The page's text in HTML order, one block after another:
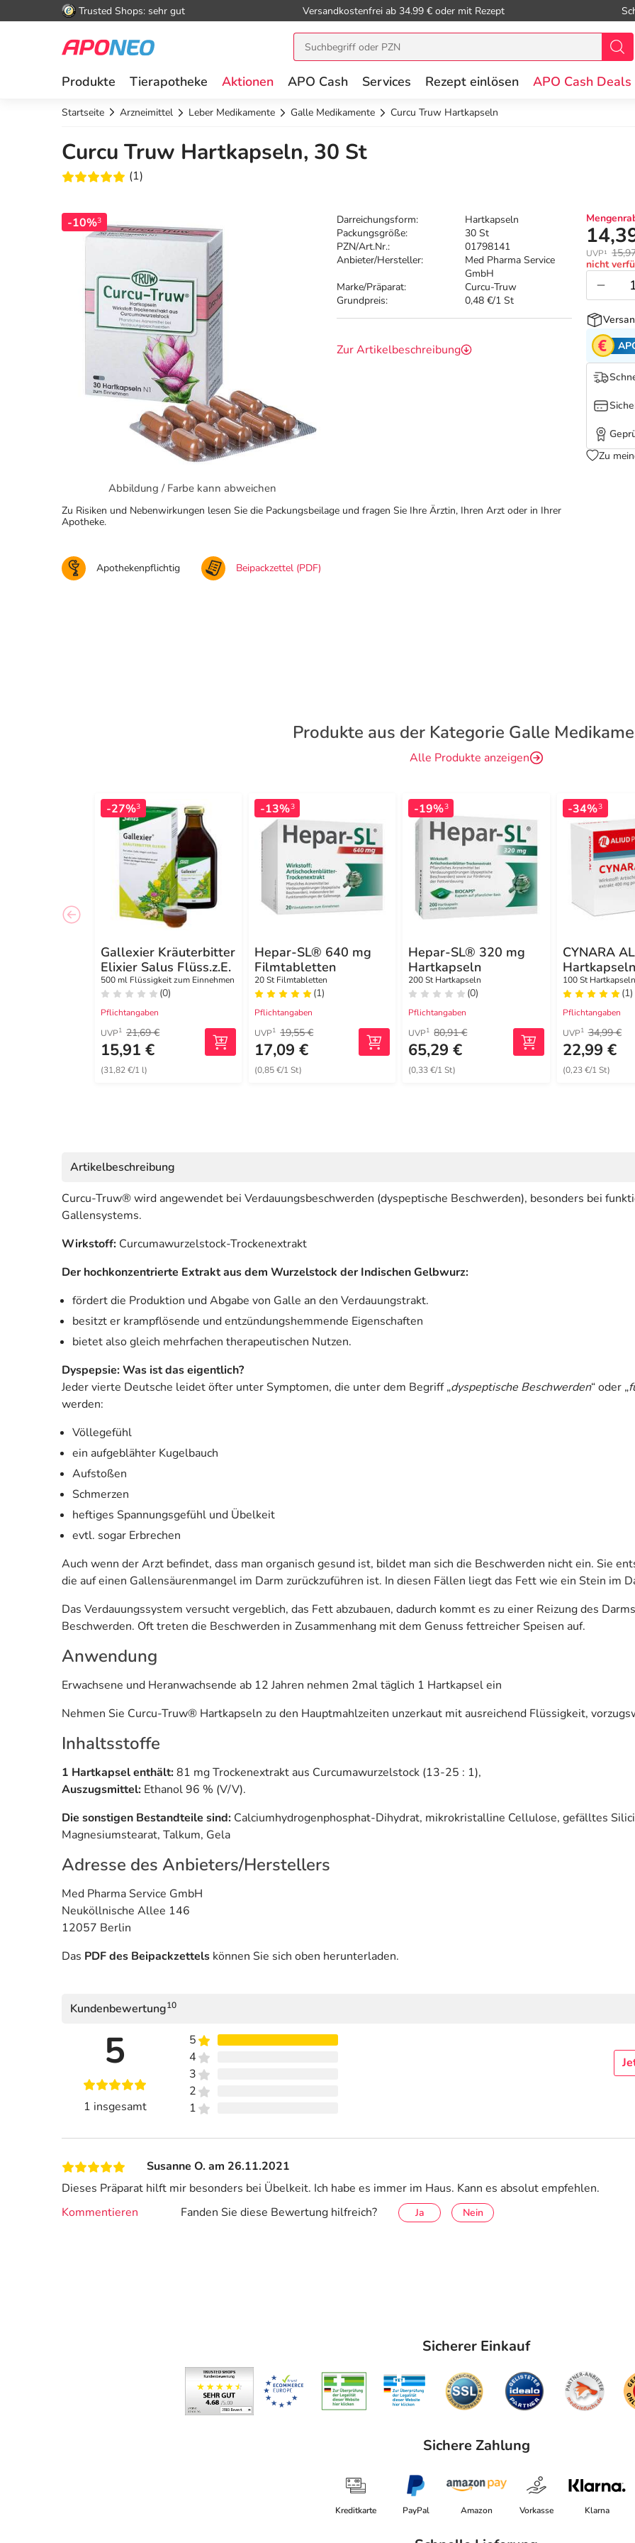
Trusted Shops: sehr gut Versandkostenfrei ab 34.99 € oder mit Rezept
Produkte Tierapotheke Aktionen APO Cash Services Rezept einlösen APO Cash Deals
Startseite Arzneimittel Leber Medikamente Galle Medikamente Curcu Truw Hartkapseln
Curcu Truw Hartkapseln, 30 St
(1)
-10%3
Abbildung / Farbe kann abweichen
Darreichungsform:
Hartkapseln
Packungsgröße:
30 St
PZN/Art.Nr.:
01798141
Anbieter/Hersteller:
Med Pharma Service
GmbH
Marke/Präparat:
Curcu-Truw
Grundpreis:
0,48 €/1 St
Zur Artikelbeschreibung
UVP¹
nicht
Zu
Zu Risiken und Nebenwirkungen lesen Sie die Packungsbeilage und fragen Sie Ihre Ärztin, Ihren Arzt oder in Ihrer
Apotheke.
Apothekenpflichtig Beipackzettel (PDF)
Produkte aus der Kategorie Galle
Alle Produkte anzeigen
-27%3
Gallexier Kräuterbitter
Elixier Salus Flüss.z.E.
500 ml Flüssigkeit zum Einnehmen
(0)
Pflichtangaben
UVP1 21,69 €
15,91 €
(31,82 €/1 l)
-13%3
Hepar-SL® 640 mg
Filmtabletten
20 St Filmtabletten
(1)
Pflichtangaben
UVP1 19,55 €
17,09 €
(0,85 €/1 St)
-19%3
Hepar-SL® 320 mg
Hartkapseln
200 St Hartkapseln
(0)
Pflichtangaben
UVP1 80,91 €
65,29 €
(0,33 €/1 St)
-34%3
CYNARA AL
Hartkapseln
100 St Hartkapseln
(1)
Pflichtangaben
UVP1 34,99 €
22,99 €
(0,23 €/1 St)
Artikelbeschreibung
Curcu-Truw® wird angewendet bei Verdauungsbeschwerden (dyspeptische Beschwerden), besonders bei
Gallensystems.
Wirkstoff: Curcumawurzelstock-Trockenextrakt
Der hochkonzentrierte Extrakt aus dem Wurzelstock der Indischen Gelbwurz:
fördert die Produktion und Abgabe von Galle an den Verdauungstrakt.
besitzt er krampflösende und entzündungshemmende Eigenschaften
bietet also gleich mehrfachen therapeutischen Nutzen.
Dyspepsie: Was ist das eigentlich?
Jeder vierte Deutsche leidet öfter unter Symptomen, die unter dem Begriff „dyspeptische Beschwerden“ oder „
werden:
Völlegefühl
ein aufgeblähter Kugelbauch
Aufstoßen
Schmerzen
heftiges Spannungsgefühl und Übelkeit
evtl. sogar Erbrechen
Auch wenn der Arzt befindet, dass man organisch gesund ist, bildet man sich die Beschwerden nicht ein. Sie
die auf einen Gallensäurenmangel im Darm zurückzuführen ist. In diesen Fällen liegt das Fett wie ein Stein im
Das Verdauungssystem versucht vergeblich, das Fett abzubauen, dadurch kommt es zu einer Reizung des
Beschwerden. Oft treten die Beschwerden in Zusammenhang mit dem Genuss fettreicher Speisen auf.
Anwendung
Erwachsene und Heranwachsende ab 12 Jahren nehmen 2mal täglich 1 Hartkapsel ein
Nehmen Sie Curcu-Truw® Hartkapseln zu den Hauptmahlzeiten unzerkaut mit ausreichend Flüssigkeit,
Inhaltsstoffe
1 Hartkapsel enthält:81 mg Trockenextrakt aus Curcumawurzelstock (13-25 : 1),
Auszugsmittel: Ethanol 96 % (V/V).
Die sonstigen Bestandteile sind: Calciumhydrogenphosphat-Dihydrat, mikrokristalline Cellulose, gefälltes
Magnesiumstearat, Talkum, Gela
Adresse des Anbieters/Herstellers
Med Pharma Service GmbH
Neuköllnische Allee 146
12057 Berlin
Das PDF des Beipackzettels können Sie sich oben herunterladen.
Kundenbewertung10
5
1 insgesamt
5
4
3
2
1
Susanne O. am 26.11.2021
Dieses Präparat hilft mir besonders bei Übelkeit. Ich habe es immer im Haus. Kann es absolut empfehlen.
Kommentieren
Fanden Sie diese Bewertung hilfreich? Ja Nein
Sicherer Einkauf
Sichere Zahlung
Kreditkarte PayPal Amazon Vorkasse Klarna